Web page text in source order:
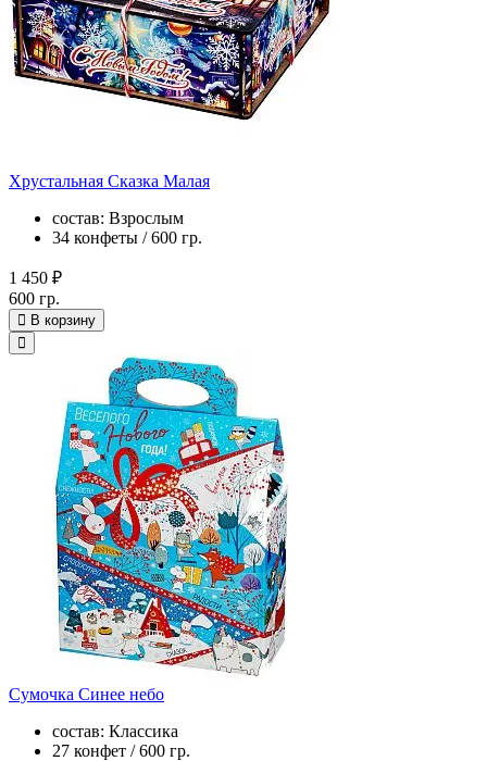
Хрустальная Сказка Малая
состав: Взрослым
34 конфеты / 600 гр.
1 450 ₽
600 гр.
В корзину
Сумочка Синее небо
состав: Классика
27 конфет / 600 гр.